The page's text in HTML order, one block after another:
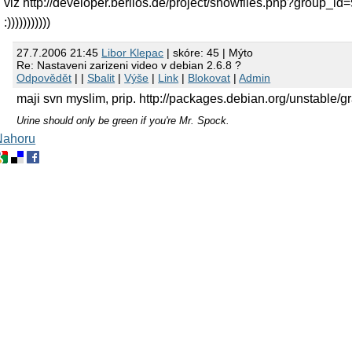
viz http://developer.berlios.de/project/
:)))))))))))
27.7.2006 21:45 Libor Klepac | skóre: 45 | Mýto
Re: Nastaveni zarizeni video v debian 2.6.8 ?
Odpovědět | |Sbalit |Výše | Link | Blokovat |Admin
maji svn myslim, prip. http://packages.debian.org/unstable/
Urine should only be green if you're Mr. Spock.